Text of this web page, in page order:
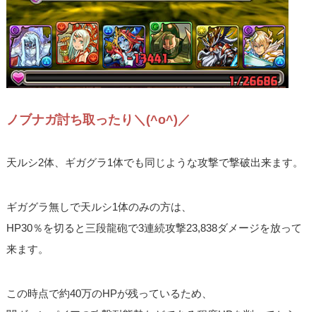
ノブナガ討ち取ったり＼(^o^)／
天ルシ2体、ギガグラ1体でも同じような攻撃で撃破出来ます。
ギガグラ無しで天ルシ1体のみの方は、
HP30％を切ると三段龍砲で3連続攻撃23,838ダメージを放って
来ます。
この時点で約40万のHPが残っているため、